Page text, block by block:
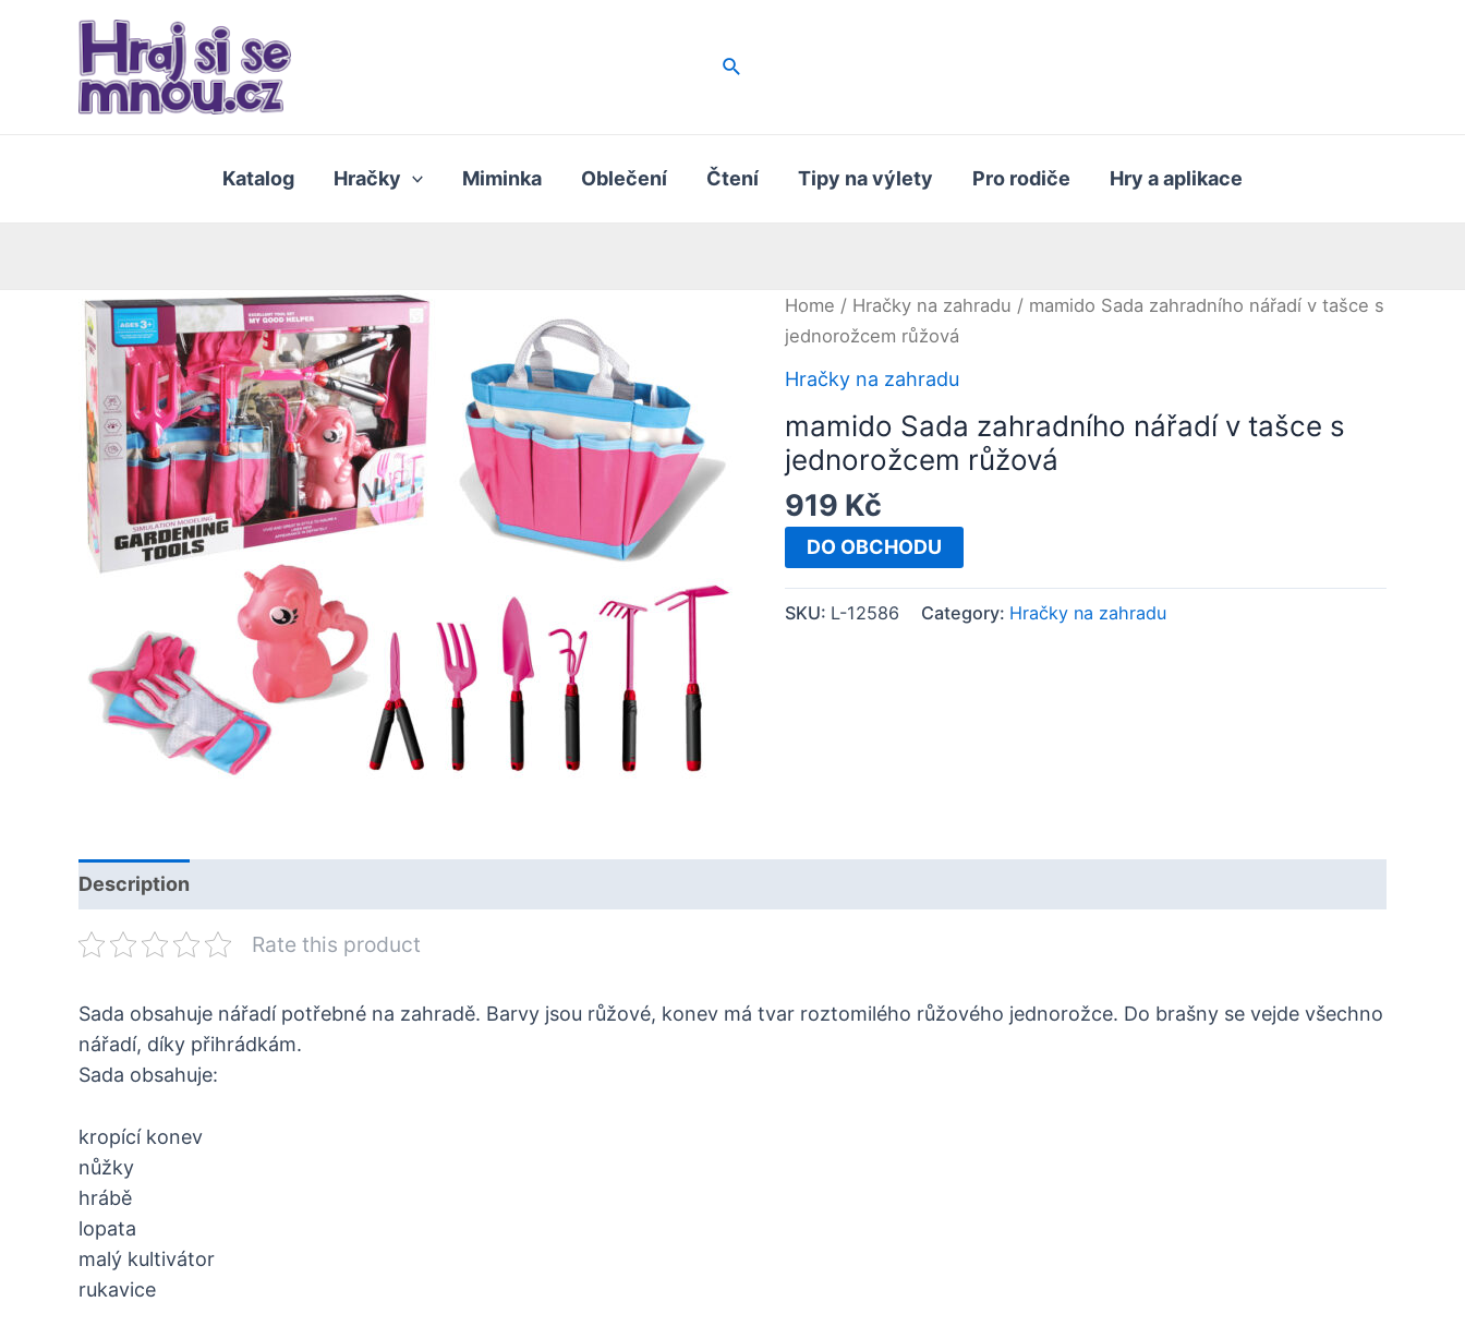
Hledat
Katalog Hračky Miminka Oblečení Čtení Tipy na výlety Pro rodiče Hry a aplikace
Home / Hračky na zahradu / mamido Sada zahradního nářadí v tašce s
jednorožcem růžová
Hračky na zahradu
mamido Sada zahradního nářadí v tašce s
jednorožcem růžová
919 Kč
DO OBCHODU
SKU: L-12586 Category: Hračky na zahradu
Description
Rate this product
Sada obsahuje nářadí potřebné na zahradě. Barvy jsou růžové, konev má tvar roztomilého růžového jednorožce. Do brašny se vejde všechno
nářadí, díky přihrádkám.
Sada obsahuje:
kropící konev
nůžky
hrábě
lopata
malý kultivátor
rukavice